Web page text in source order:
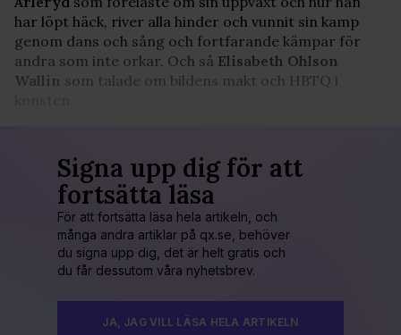
har löpt häck, river alla hinder och vunnit sin kamp
genom dans och sång och fortfarande kämpar för
andra som inte orkar. Och så Elisabeth Ohlson
Wallin som talade om bildens makt och HBTQ i
Signa upp dig för att
fortsätta läsa
För att fortsätta läsa hela artikeln, och
många andra artiklar på qx.se, behöver
du signa upp dig, det är helt gratis och
du får dessutom våra nyhetsbrev.
JA, JAG VILL LÄSA HELA ARTIKELN